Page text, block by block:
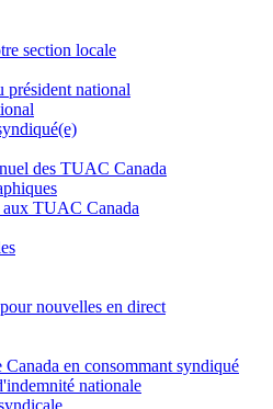
section locale
président national
des TUAC Canada
aux TUAC Canada
nouvelles en direct
Canada en consommant syndiqué
nationale